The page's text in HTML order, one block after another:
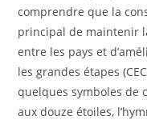
comprendre que la
principal de maintenir
entre les pays et
les grandes étapes
quelques symboles de
aux douze étoiles,